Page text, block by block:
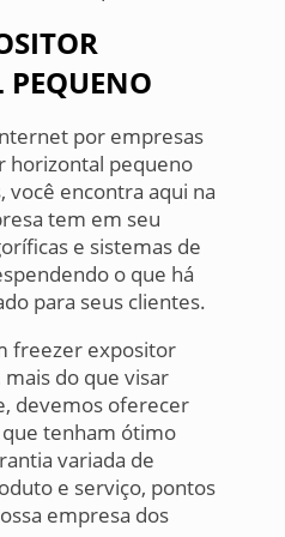
por empresas
horizontal pequeno
você encontra aqui na
tem em seu
e sistemas de
o que há
para seus clientes.
freezer expositor
do que visar
devemos oferecer
tenham ótimo
variada de
e serviço, pontos
empresa dos